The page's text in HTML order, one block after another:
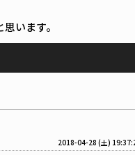
います。
2018-04-28 (土)